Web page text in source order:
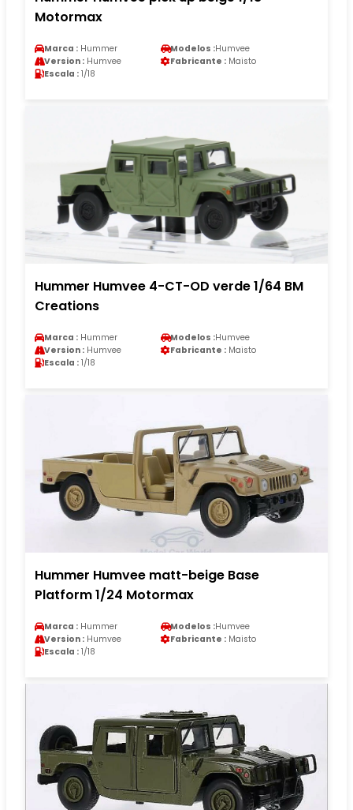
Motormax
Marca : Hummer Modelos :Humvee
Version : Humvee Fabricante : Maisto
Escala : 1/18
Hummer Humvee 4-CT-OD verde 1/64 BM
Creations
Marca : Hummer Modelos :Humvee
Version : Humvee Fabricante : Maisto
Escala : 1/18
Hummer Humvee matt-beige Base
Platform 1/24 Motormax
Marca : Hummer Modelos :Humvee
Version : Humvee Fabricante : Maisto
Escala : 1/18